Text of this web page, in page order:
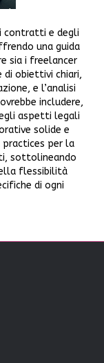
contratti e degli
una guida
sia i freelancer
obiettivi chiari,
e l’analisi
includere,
aspetti legali
solide e
per la
sottolineando
flessibilità
di ogni